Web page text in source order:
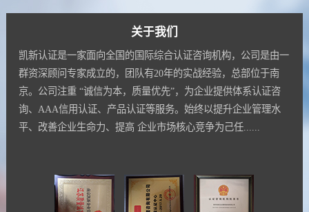
关于我们
凯新认证是一家面向全国的国际综合认证咨询机构，公司是由一
群资深顾问专家成立的，团队有20年的实战经验，总部位于南
京。公司注重 “诚信为本，质量优先”，为企业提供体系认证咨
询、AAA信用认证、产品认证等服务。始终以提升企业管理水
平、改善企业生命力、提高 企业市场核心竞争为己任......